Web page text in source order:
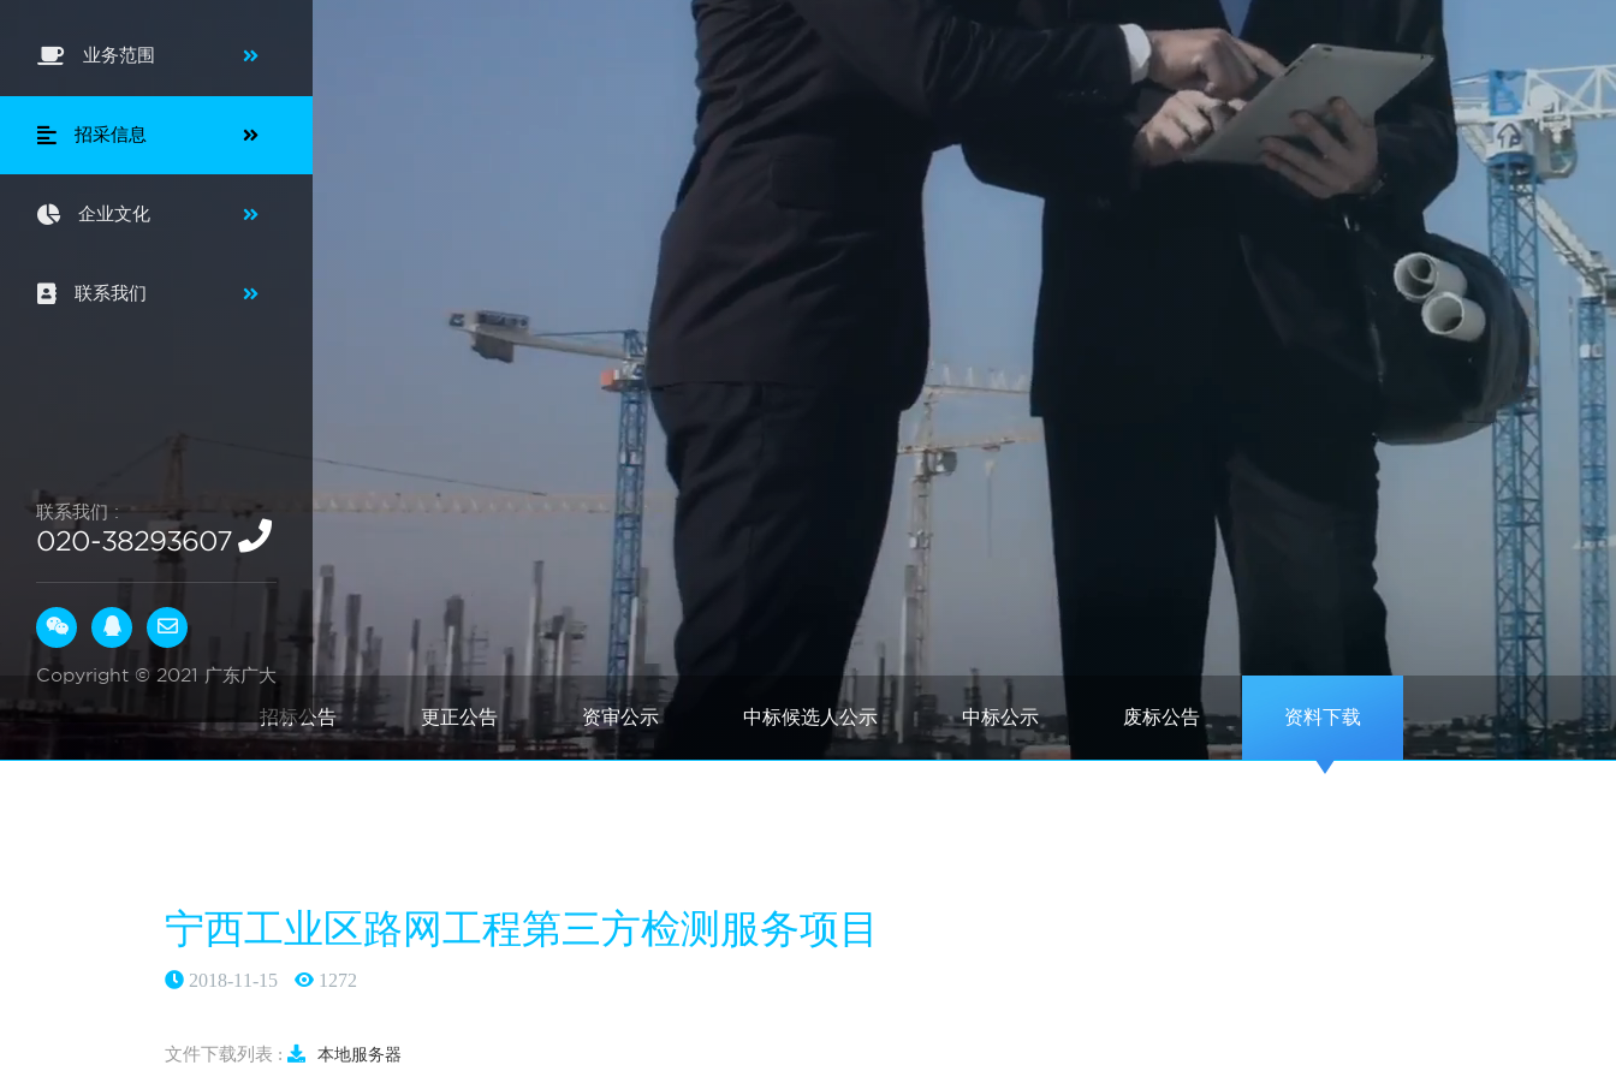
业务范围
招采信息
企业文化
联系我们
联系我们 :
020-38293607
Copyright © 2021 广东广大
招标公告 更正公告 资审公示 中标候选人公示 中标公示 废标公告 资料下载
宁西工业区路网工程第三方检测服务项目
2018-11-15 1272
文件下载列表 : 本地服务器